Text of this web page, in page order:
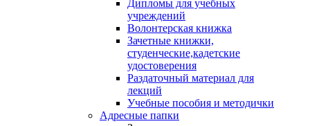
Дипломы для учебных
учреждений
Волонтерская книжка
Зачетные книжки,
студенческие,кадетские
удостоверения
Раздаточный материал для
лекций
Учебные пособия и методички
Адресные папки